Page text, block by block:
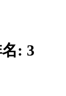
: 3